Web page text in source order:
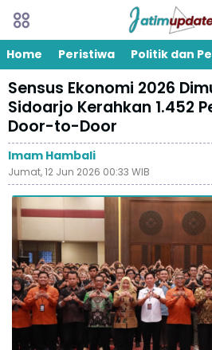
Home Peristiwa Politik dan
Sensus Ekonomi 2026
Sidoarjo Kerahkan 1.452
Door-to-Door
Imam Hambali
Jumat, 12 Jun 2026 00:33 WIB